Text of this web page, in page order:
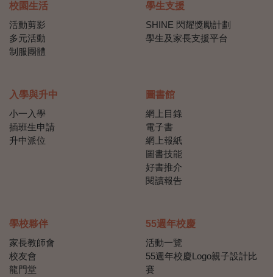
校園生活
活動剪影
多元活動
制服團體
學生支援
SHINE 閃耀獎勵計劃
學生及家長支援平台
入學與升中
小一入學
插班生申請
升中派位
圖書館
網上目錄
電子書
網上報紙
圖書技能
好書推介
閱讀報告
學校夥伴
家長教師會
校友會
龍門堂
55週年校慶
活動一覽
55週年校慶Logo親子設計比
賽